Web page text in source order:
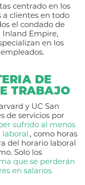
centrado en los
a clientes en todo
el condado de
Inland Empire,
en los
DE
TRABAJO
y UC San
de servicios por
sufrido al menos
, como horas
del horario laboral
Solo los
que se perderán
en salarios.